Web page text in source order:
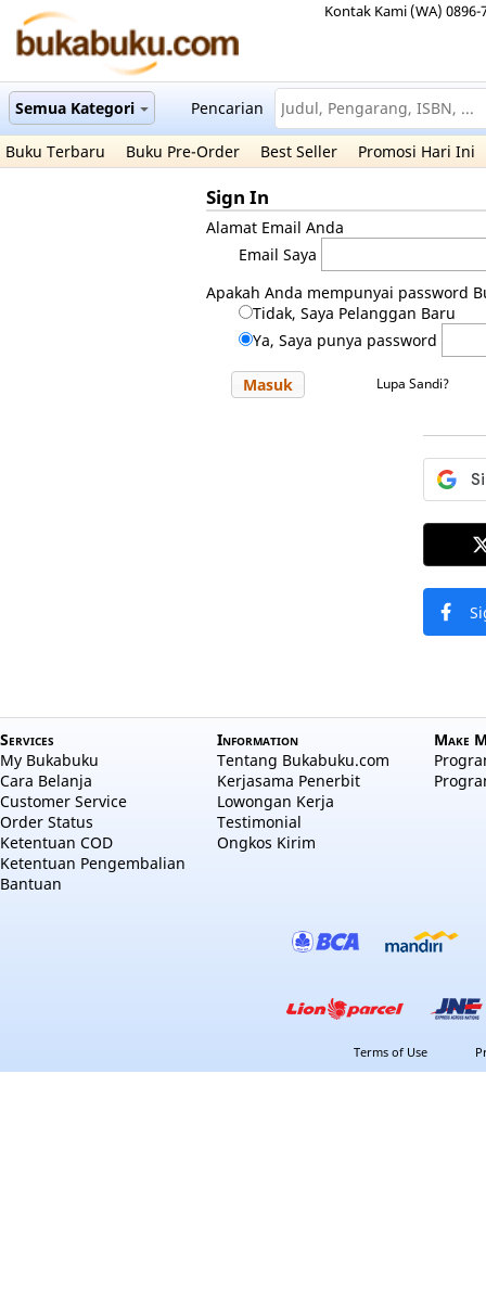
Kontak Kami (WA) 0896-
Semua Kategori Pencarian
Buku Terbaru Buku Pre-Order Best Seller Promosi Hari Ini
Sign In
Alamat Email Anda
Email Saya
Apakah Anda mempunyai password
Tidak, Saya Pelanggan Baru
Ya, Saya punya password
Masuk Lupa Sandi?
Services
My Bukabuku
Cara Belanja
Customer Service
Order Status
Ketentuan COD
Ketentuan Pengembalian
Bantuan
Information
Tentang Bukabuku.com
Kerjasama Penerbit
Lowongan Kerja
Testimonial
Ongkos Kirim
Make
Terms of Use